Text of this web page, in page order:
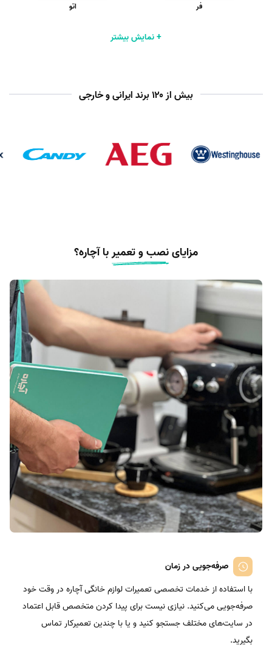
فر اتو
+ نمایش بیشتر
بیش از ۱۲۰ برند ایرانی و خارجی
مزایاینصب و تعمیربا آچاره؟
صرفه‌جویی در زمان
با استفاده از خدمات تخصصی تعمیرات لوازم خانگی آچاره در وقت خود
صرفه‌جویی می‌کنید. نیازی نیست برای پیدا کردن متخصص قابل اعتماد
در سایت‌های مختلف جستجو کنید و یا با چندین تعمیرکار تماس
بگیرید.